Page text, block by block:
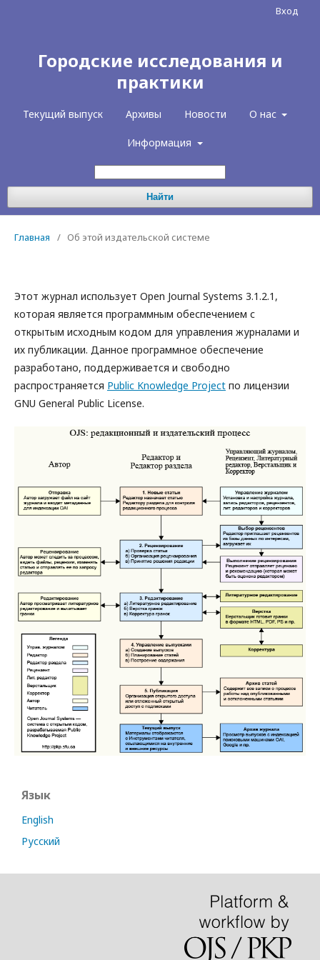
Городские исследования и
практики
Текущий выпуск Архивы Новости О нас
Информация
Найти
Вход
Главная / Об этой издательской системе
Этот журнал использует Open Journal Systems 3.1.2.1,
которая является программным обеспечением с
открытым исходным кодом для управления журналами и
их публикации. Данное программное обеспечение
разработано, поддерживается и свободно
распространяется Public Knowledge Project по лицензии
GNU General Public License.
Язык
English
Русский